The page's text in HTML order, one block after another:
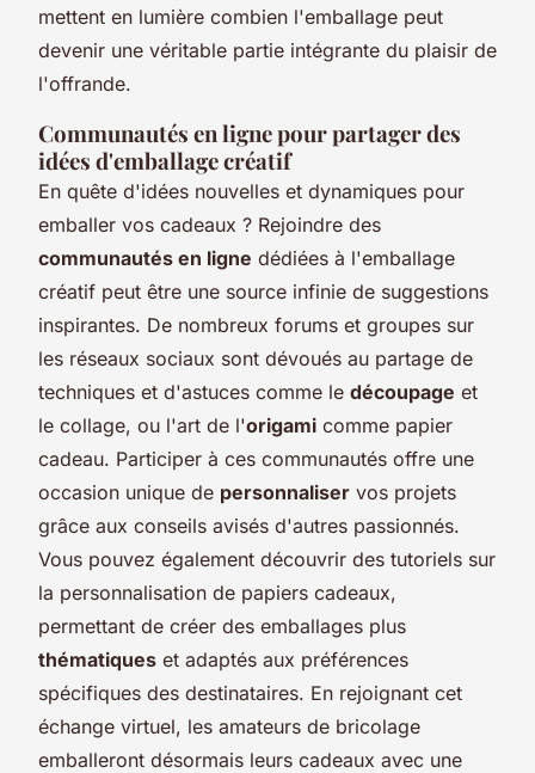
mettent en lumière combien l'emballage peut
devenir une véritable partie intégrante du plaisir de
l'offrande.
Communautés en ligne pour partager des
idées d'emballage créatif
En quête d'idées nouvelles et dynamiques pour
emballer vos cadeaux ? Rejoindre des
communautés en ligne dédiées à l'emballage
créatif peut être une source infinie de suggestions
inspirantes. De nombreux forums et groupes sur
les réseaux sociaux sont dévoués au partage de
techniques et d'astuces comme le découpage et
le collage, ou l'art de l'origami comme papier
cadeau. Participer à ces communautés offre une
occasion unique de personnaliser vos projets
grâce aux conseils avisés d'autres passionnés.
Vous pouvez également découvrir des tutoriels sur
la personnalisation de papiers cadeaux,
permettant de créer des emballages plus
thématiques et adaptés aux préférences
spécifiques des destinataires. En rejoignant cet
échange virtuel, les amateurs de bricolage
emballeront désormais leurs cadeaux avec une